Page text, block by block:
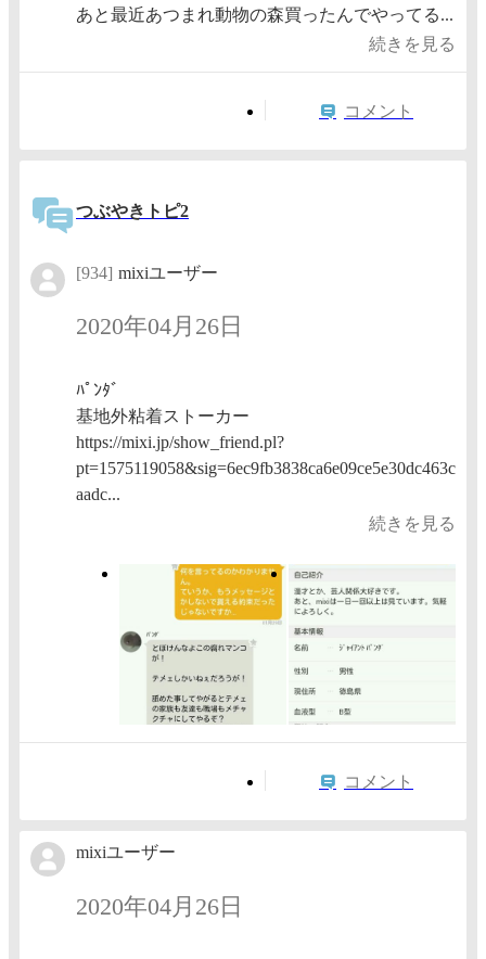
あと最近あつまれ動物の森買ったんでやってる...
続きを見る
コメント
つぶやきトピ2
[934] mixiユーザー
2020年04月26日
ﾊﾟﾝﾀﾞ
基地外粘着ストーカー
https://mixi.jp/show_friend.pl?
pt=1575119058&sig=6ec9fb3838ca6e09ce5e30dc463c
aadc...
続きを見る
コメント
mixiユーザー
2020年04月26日